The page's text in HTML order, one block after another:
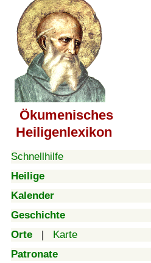
Ökumenisches
Heiligenlexikon
Schnellhilfe
Heilige
Kalender
Geschichte
Orte | Karte
Patronate